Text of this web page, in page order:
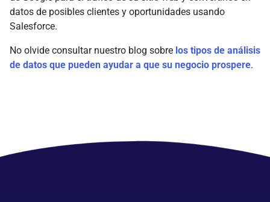
datos de posibles clientes y oportunidades usando
Salesforce.
No olvide consultar nuestro blog sobre los tipos de análisis
de datos que pueden ayudar a que su negocio prospere.